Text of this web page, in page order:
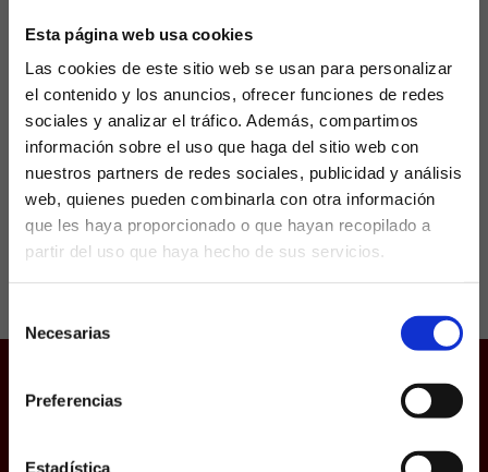
Esta página web usa cookies
Las cookies de este sitio web se usan para personalizar
el contenido y los anuncios, ofrecer funciones de redes
sociales y analizar el tráfico. Además, compartimos
información sobre el uso que haga del sitio web con
nuestros partners de redes sociales, publicidad y análisis
web, quienes pueden combinarla con otra información
que les haya proporcionado o que hayan recopilado a
partir del uso que haya hecho de sus servicios.
de Necesarias
Preferencias
Estadística
SÍ, SOY MAYOR DE 18 AÑOS
Laquiniela.es es un sitio cuyo contenido está dirigido, única y
incorpora un filtro de edad al que se debe responder con
El FC Barcelona no termina de vaciar su
enfermería y esto es algo que preocupa a Xavi,
sobre todo porque este fin de semana visitan a
un Elche muy necesitado,...